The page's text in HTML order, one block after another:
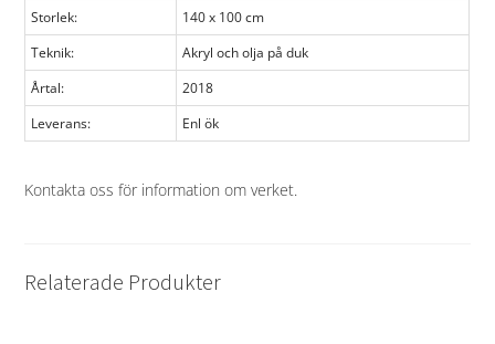
Storlek:
140 x 100 cm
Teknik:
Akryl och olja på duk
Årtal:
2018
Leverans:
Enl ök
Kontakta oss för information om verket.
Relaterade Produkter